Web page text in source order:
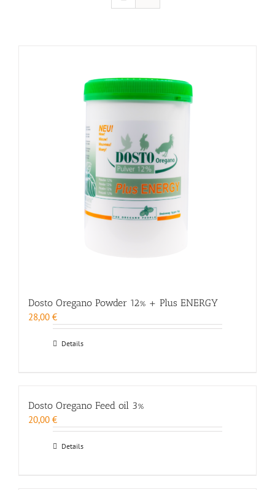
Dosto Oregano Powder 12% + Plus ENERGY
28,00 €
Details
Dosto Oregano Feed oil 3%
20,00 €
Details